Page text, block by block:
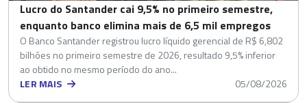
Lucro do Santander cai 9,5% no primeiro semestre,
enquanto banco elimina mais de 6,5 mil empregos
O Banco Santander registrou lucro líquido gerencial de R$ 6,802
bilhões no primeiro semestre de 2026, resultado 9,5% inferior
ao obtido no mesmo período do ano...
LER MAIS
05/08/2026